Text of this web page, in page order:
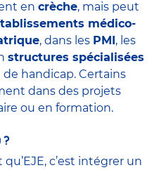
en crèche, mais peut
médico-
, dans les PMI, les
structures spécialisées
handicap. Certains
dans des projets
ou en formation.
?
c’est intégrer un